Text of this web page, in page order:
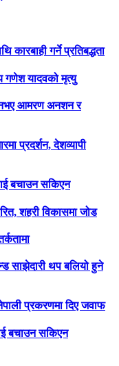
कारबाही गर्ने प्रतिबद्धता
गणेश यादवको मृत्यु
नभए आमरण अनशन र
प्रदर्शन, देशव्यापी
बचाउन सकिएन
शहरी विकासमा जोड
साझेदारी थप बलियो हुने
प्रकरणमा दिए जवाफ
बचाउन सकिएन